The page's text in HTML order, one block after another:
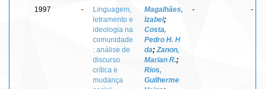
1997 -
Linguagem,
letramento e
ideologia na
comunidade
: análise de
discurso
crítica e
mudança
Magalhães,
Izabel;
Costa,
Pedro H. H
da; Zanon,
Marian R.;
Rios,
Guilherme
- -